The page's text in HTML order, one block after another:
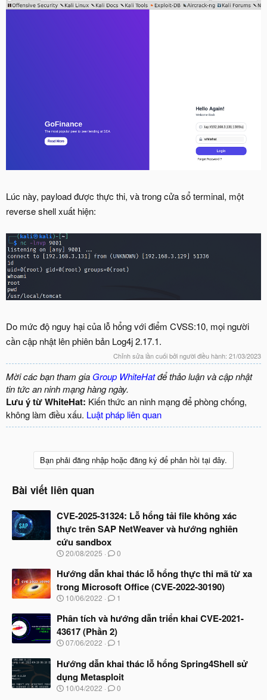
Lúc này, payload được thực thi, và trong cửa sổ terminal, một
reverse shell xuất hiện:
Do mức độ nguy hại của lỗ hổng với điểm CVSS:10, mọi người
cần cập nhật lên phiên bản Log4j 2.17.1.
Chỉnh sửa lần cuối bởi người điều hành: 21/03/2023
Mời các bạn tham gia Group WhiteHatđể thảo luận và cập nhật
tin tức an ninh mạng hàng ngày.
Lưu ý từ WhiteHat: Kiến thức an ninh mạng để phòng chống,
không làm điều xấu. Luật pháp liên quan
Bạn phải đăng nhập hoặc đăng ký để phản hồi tại đây.
Bài viết liên quan
CVE-2025-31324: Lỗ hổng tải file không xác
thực trên SAP NetWeaver và hướng nghiên
cứu sandbox
N
à
b
ắ
đ
ầ
u
20/08/2025 0
Hướng dẫn khai thác lỗ hổng thực thi mã từ xa
trong Microsoft Office (CVE-2022-30190)
N
à
b
ắ
đ
ầ
u
10/06/2022 1
Phân tích và hướng dẫn triển khai CVE-2021-
43617 (Phần 2)
N
à
y
b
ắ
07/06/2022 1
Hướng dẫn khai thác lỗ hổng Spring4Shell sử
dụng Metasploit
N
10/04/2022 0